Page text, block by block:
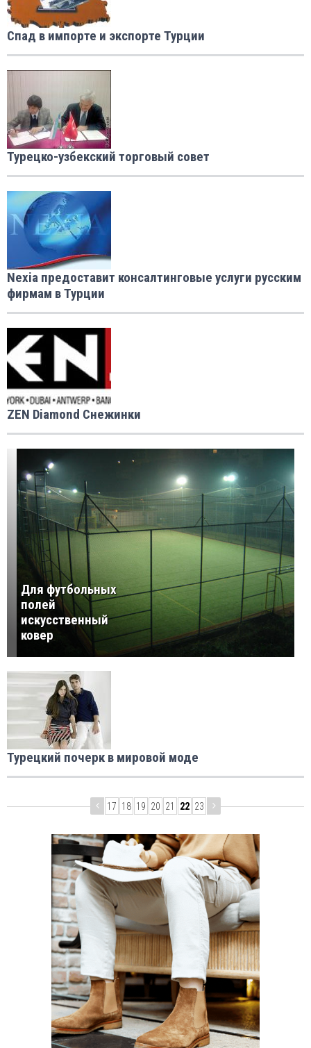
Спад в импорте и экспорте Турции
Турецко-узбекский торговый совет
Nexia предоставит консалтинговые услуги русским
фирмам в Турции
ZEN Diamond Снежинки
Для футбольных
полей
искусственный
ковер
Турецкий почерк в мировой моде
17 18 19 20 21 22 23